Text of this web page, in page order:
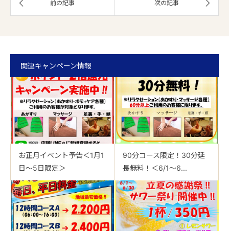
関連キャンペーン情報
お正月イベント予告＜1月1
日～5日限定＞
90分コース限定！30分延
長無料！＜6/1～6...